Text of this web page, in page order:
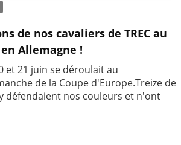
de nos cavaliers de TREC au
Allemagne !
et 21 juin se déroulait au
de la Coupe d'Europe.Treize de
défendaient nos couleurs et n'ont